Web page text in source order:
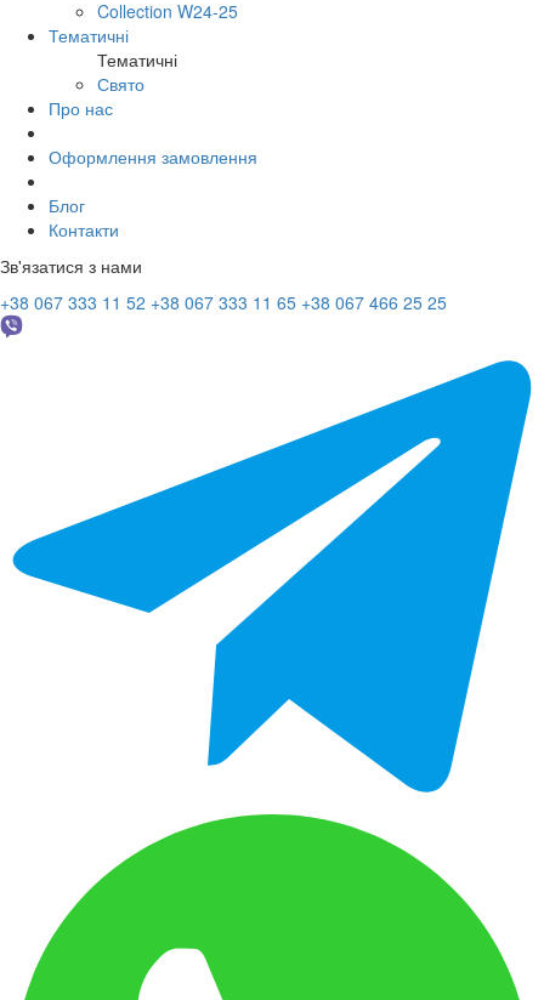
Collection W24-25
Тематичні
Тематичні
Свято
Про нас
Оформлення замовлення
Блог
Контакти
Зв'язатися з нами
+38 067 333 11 52 +38 067 333 11 65 +38 067 466 25 25